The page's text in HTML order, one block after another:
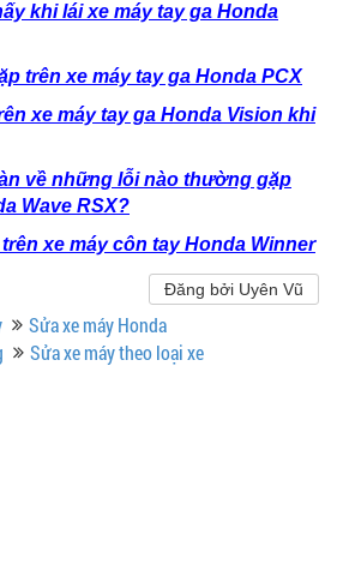
khi lái xe máy tay ga Honda
trên xe máy tay ga Honda PCX
xe máy tay ga Honda Vision khi
về những lỗi nào thường gặp
Wave RSX?
xe máy côn tay Honda Winner
Đăng bởi Uyên Vũ
Sửa xe máy Honda
Sửa xe máy theo loại xe